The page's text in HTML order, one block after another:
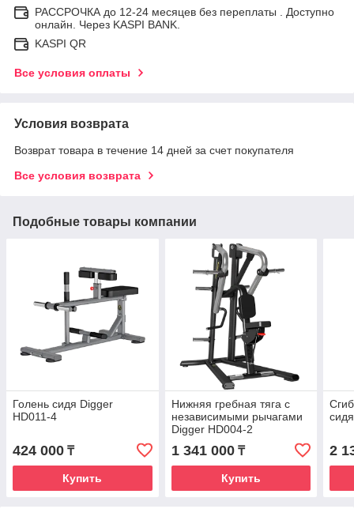
РАССРОЧКА до 12-24 месяцев без переплаты . Доступно
онлайн. Через KASPI BANK.
KASPI QR
Все условия оплаты
Условия возврата
Возврат товара в течение 14 дней за счет покупателя
Все условия возврата
Подобные товары компании
Голень сидя Digger
HD011-4
424 000 ₸
Купить
Нижняя гребная тяга с
независимыми рычагами
Digger HD004-2
1 341 000₸
Купить
2